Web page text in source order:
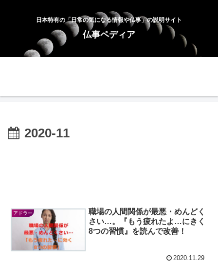
日本特有の「日常の気になる情報や仏事」の説明サイト
仏事ペディア
2020-11
アドラー
職場の人間関係が最悪・めんどく
さい…。『もう疲れたよ…にきく
8つの習慣』を読んで改善！
2020.11.29